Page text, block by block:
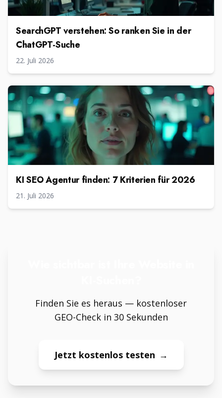
SearchGPT verstehen: So ranken Sie in der
ChatGPT-Suche
22. Juli 2026
KI SEO Agentur finden: 7 Kriterien für 2026
21. Juli 2026
Finden Sie es heraus — kostenloser
GEO-Check in 30 Sekunden
Jetzt kostenlos testen →